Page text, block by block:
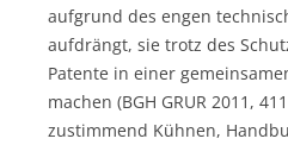
aufgrund des engen
aufdrängt, sie trotz des
Patente in einer
machen (BGH GRUR 2011,
zustimmend Kühnen,